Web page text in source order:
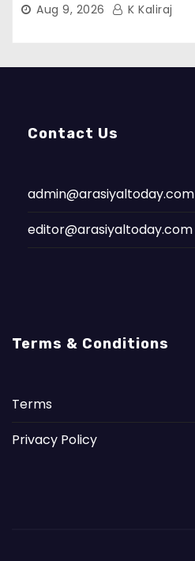
Aug 9, 2026 K Kaliraj
Contact Us
admin@arasiyaltoday.com
editor@arasiyaltoday.com
Terms & Conditions
Terms
Privacy Policy